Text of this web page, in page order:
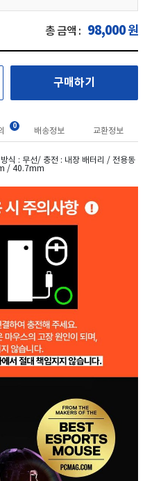
총 금액 : 98,000원
구매하기
0 배송정보 교환정보
식 : 무선/ 충전 : 내장 배터리 / 전용동
/ 40.7mm